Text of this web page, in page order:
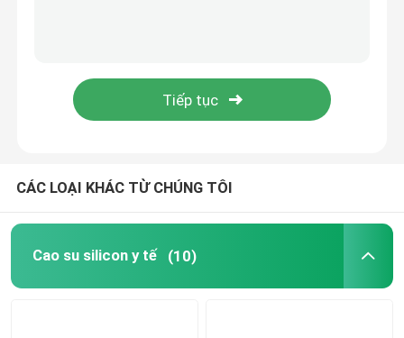
ống truyền dịch
CÁC LOẠI KHÁC TỪ CHÚNG TÔI
Cao su silicon y tế (10)